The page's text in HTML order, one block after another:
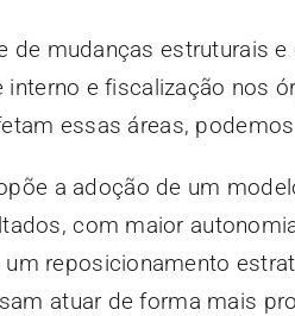
mudanças estruturais e
e fiscalização nos
essas áreas,
a adoção de um
com maior
reposicionamento
atuar de forma mais